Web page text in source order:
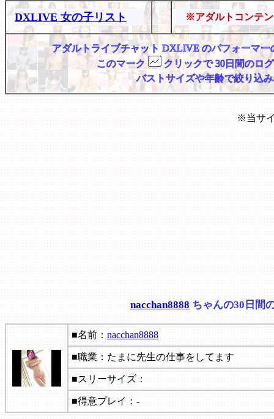
DXLIVE 女の子リスト ※アダルトコンテ
アダルトライブチャット DXLIVE のパフォーマ
このマーク
クリックで 30日間のロ
バストサイズや年齢で絞り込
※当サ
nacchan8888ちゃんの30日間
■名前：nacchan8888
■職業：たまに先生の仕事をしてます
■スリーサイズ：
■得意プレイ：-